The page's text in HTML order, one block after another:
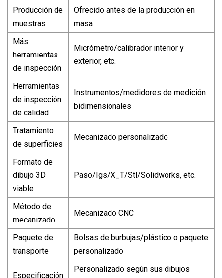
Producción de
muestras
Ofrecido antes de la producción en
masa
Más
herramientas
de inspección
Micrómetro/calibrador interior y
exterior, etc.
Herramientas
de inspección
de calidad
Instrumentos/medidores de medición
bidimensionales
Tratamiento
de superficies
Mecanizado personalizado
Formato de
dibujo 3D
viable
Paso/Igs/X_T/Stl/Solidworks, etc.
Método de
mecanizado
Mecanizado CNC
Paquete de
transporte
Bolsas de burbujas/plástico o paquete
personalizado
Especificación
Personalizado según sus dibujos